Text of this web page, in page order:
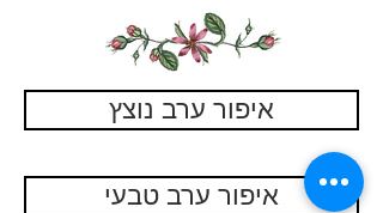
איפור ערב נוצץ
איפור ערב טבעי